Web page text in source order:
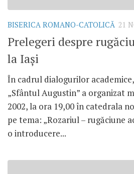
BISERICA ROMANO-CATOLICĂ 21
Prelegeri despre
la Iaşi
În cadrul dialogurilor
„Sfântul Augustin” a organizat
2002, la ora 19,00 în catedrala
pe tema: „Rozariul – rugăciune
o introducere...